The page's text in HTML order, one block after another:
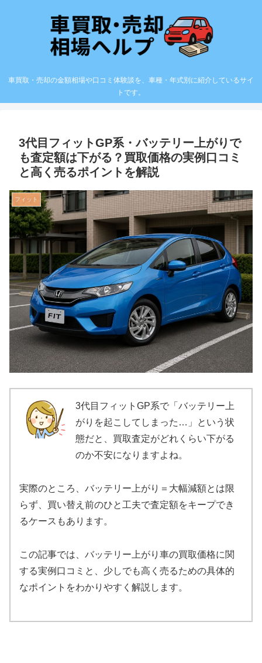
車買取・売却の金額相場や口コミ体験談を、車種・年式別に紹介しているサイ
トです。
3代目フィットGP系・バッテリー上がりで
も査定額は下がる？買取価格の実例口コミ
と高く売るポイントを解説
フィット
3代目フィットGP系で「バッテリー上
がりを起こしてしまった…」という状
態だと、買取査定がどれくらい下がる
のか不安になりますよね。
実際のところ、バッテリー上がり＝大幅減額とは限
らず、買い替え前のひと工夫で査定額をキープでき
るケースもあります。
この記事では、バッテリー上がり車の買取価格に関
する実例口コミと、少しでも高く売るための具体的
なポイントをわかりやすく解説します。